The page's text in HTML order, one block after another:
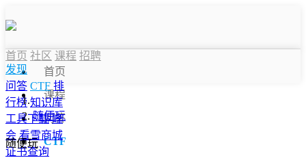
首页
课程
问答
CTF
首页 社区 课程 招聘
发现
问答 CTF 排
行榜 知识库
工具下载 峰
会 看雪商城
证书查询
随便玩
随便玩